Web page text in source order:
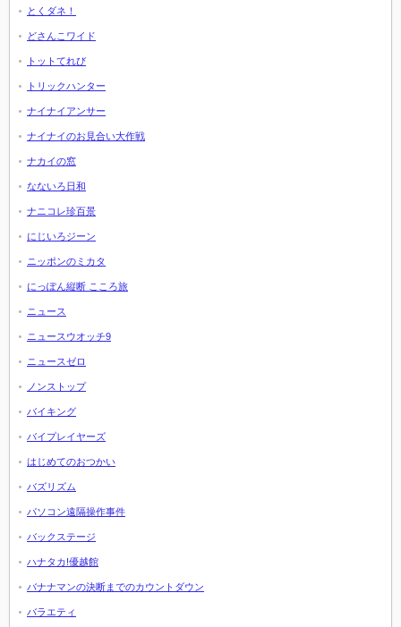
とくダネ！
どさんこワイド
トットてれび
トリックハンター
ナイナイアンサー
ナイナイのお見合い大作戦
ナカイの窓
なないろ日和
ナニコレ珍百景
にじいろジーン
ニッポンのミカタ
にっぽん縦断 こころ旅
ニュース
ニュースウオッチ9
ニュースゼロ
ノンストップ
バイキング
バイプレイヤーズ
はじめてのおつかい
バズリズム
パソコン遠隔操作事件
バックステージ
ハナタカ!優越館
バナナマンの決断までのカウントダウン
バラエティ